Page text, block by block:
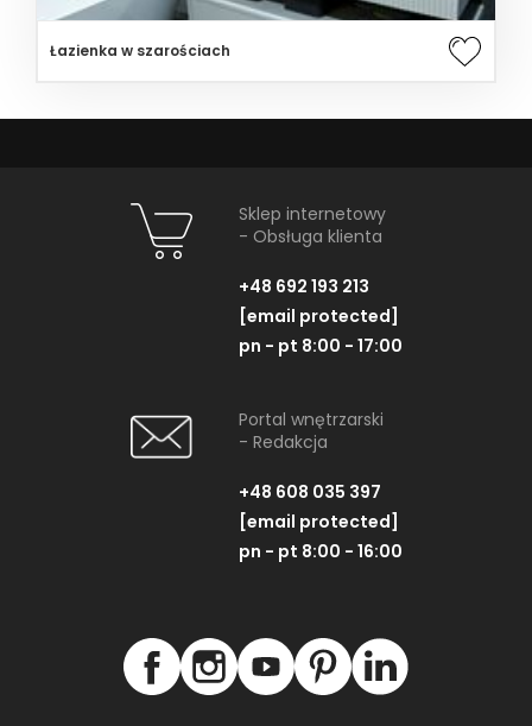
Łazienka w szarościach
Sklep internetowy
- Obsługa klienta
+48 692 193 213
[email protected]
pn - pt 8:00 - 17:00
Portal wnętrzarski
- Redakcja
+48 608 035 397
[email protected]
pn - pt 8:00 - 16:00